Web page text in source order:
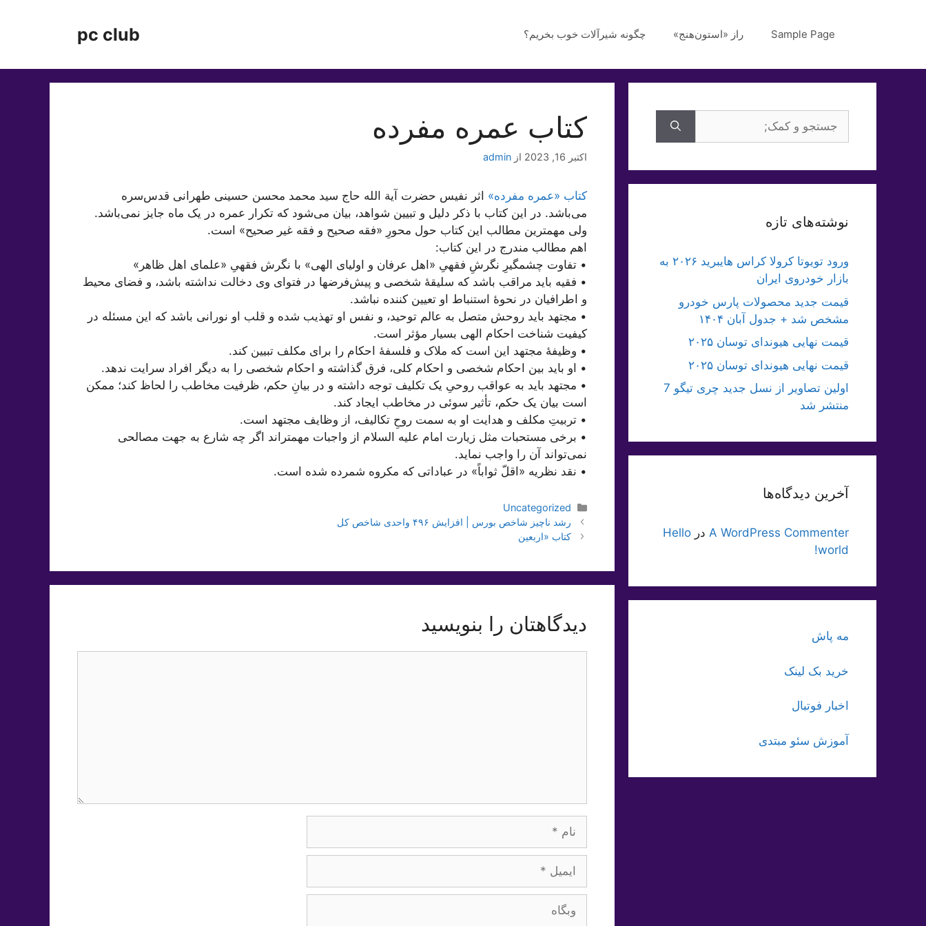
pc club Sample Page راز «استون‌هنج» چگونه شیرآلات خوب بخریم؟
کتاب عمره مفرده
اکتبر 16, 2023 از admin
کتاب «عمره مفرده» اثر نفیس حضرت آیة الله حاج سید محمد محسن حسینی طهرانی قدس‌سره
می‌باشد. در این کتاب با ذکر دلیل و تبیین شواهد، بیان می‌شود که تکرار عمره در یک ماه جایز نمی‌باشد.
ولی مهمترین مطالب این کتاب حول محورِ «فقه صحیح و فقه غیر صحیح» است.
اهم مطالب مندرج در این کتاب:
• تفاوت چشمگیرِ نگرشِ فقهیِ «اهل عرفان و اولیای الهی» با نگرش فقهیِ «علمای اهل ظاهر»
• فقیه باید مراقب باشد که سلیقۀ شخصی و پیش‌فرضها در فتوای وی دخالت نداشته باشد، و فضای محیط
و اطرافیان در نحوۀ استنباط او تعیین کننده نباشد.
• مجتهد باید روحش متصل به عالم توحید، و نفس او تهذیب شده و قلب او نورانی باشد که این مسئله در
کیفیت شناخت احکام الهی بسیار مؤثر است.
• وظیفۀ مجتهد این است که ملاک و فلسفۀ احکام را برای مکلف تبیین کند.
• او باید بین احکام شخصی و احکام کلی، فرق گذاشته و احکام شخصی را به دیگر افراد سرایت ندهد.
• مجتهد باید به عواقب روحیِ یک تکلیف توجه داشته و در بیانِ حکم، ظرفیت مخاطب را لحاظ کند؛ ممکن
است بیان یک حکم، تأثیر سوئی در مخاطب ایجاد کند.
• تربیتِ مکلف و هدایت او به سمت روحِ تکالیف، از وظایف مجتهد است.
• برخی مستحبات مثل زیارت امام علیه السلام از واجبات مهمتر‌اند اگر چه شارع به جهت مصالحی
نمی‌تواند آن را واجب نماید.
• نقد نظریه «اقلّ ثواباً» در عباداتی که مکروه شمرده شده است.
دسته‌ها
Uncategorized
رشد ناچیز شاخص بورس | افزایش ۴۹۶ واحدی شاخص کل
کتاب «اربعین
دیدگاهتان را بنویسید
ایمیل
وبگاه
برای:
نوشته‌های تازه
ورود تویوتا کرولا کراس هایبرید ۲۰۲۶ به
بازار خودروی ایران
قیمت جدید محصولات پارس خودرو
مشخص شد + جدول آبان ۱۴۰۴
قیمت نهایی هیوندای توسان ۲۰۲۵
قیمت نهایی هیوندای توسان ۲۰۲۵
اولین تصاویر از نسل جدید چری تیگو 7
منتشر شد
آخرین دیدگاه‌ها
A WordPress Commenter در Hello
world!
مه پاش
خرید بک لینک
اخبار فوتبال
آموزش سئو مبتدی